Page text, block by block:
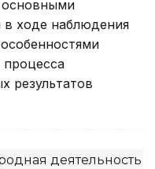
основными
ходе наблюдения
процесса
результатов
деятельность